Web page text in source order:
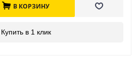
В КОРЗИНУ
Купить в 1 клик